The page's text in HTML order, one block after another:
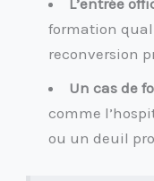
formation
reconversion
Un cas de
comme
ou un deuil